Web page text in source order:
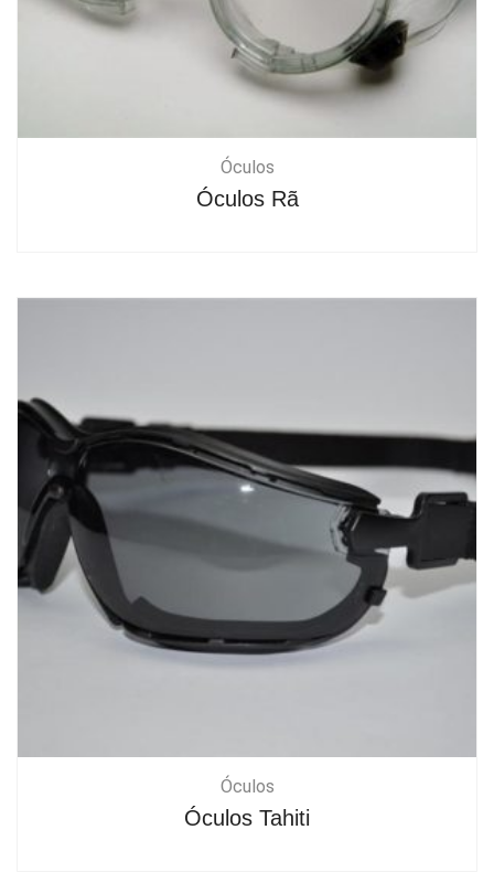
Óculos
Óculos Rã
Óculos
Óculos Tahiti